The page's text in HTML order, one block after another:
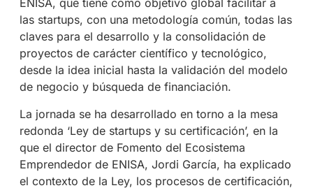
ENISA, que tiene como objetivo global facilitar a
las startups, con una metodología común, todas las
claves para el desarrollo y la consolidación de
proyectos de carácter científico y tecnológico,
desde la idea inicial hasta la validación del modelo
de negocio y búsqueda de financiación.
La jornada se ha desarrollado en torno a la mesa
redonda ‘Ley de startups y su certificación’, en la
que el director de Fomento del Ecosistema
Emprendedor de ENISA, Jordi García, ha explicado
el contexto de la Ley, los procesos de certificación,